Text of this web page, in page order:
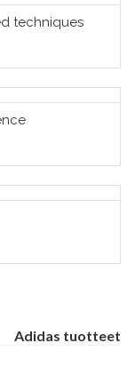
techniques
Adidas tuotteet